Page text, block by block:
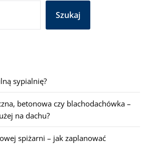
Szukaj
sypialnię?
betonowa czy blachodachówka –
na dachu?
spiżarni – jak zaplanować